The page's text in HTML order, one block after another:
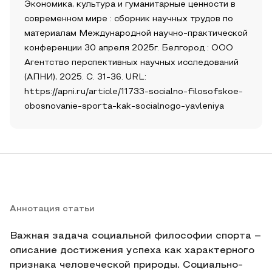
Экономика, культура и гуманитарные ценности в
современном мире : сборник научных трудов по
материалам Международной научно-практической
конференции 30 апреля 2025г. Белгород : ООО
Агентство перспективных научных исследований
(АПНИ), 2025. С. 31-36. URL:
https://apni.ru/article/11733-socialno-filosofskoe-
obosnovanie-sporta-kak-socialnogo-yavleniya
Аннотация статьи
Важная задача социальной философии спорта –
описание достижения успеха как характерного
признака человеческой природы. Социально-